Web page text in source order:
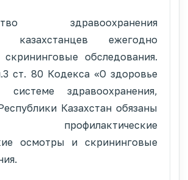
здравоохранения
казахстанцев ежегодно
скрининговые обследования.
ст. 80 Кодекса «О здоровье
здравоохранения,
Казахстан обязаны
профилактические
осмотры и скрининговые